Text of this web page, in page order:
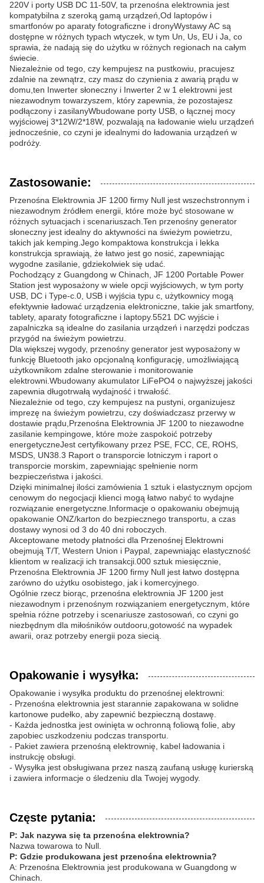
220V i porty USB DC 11-50V, ta przenośna elektrownia jest
kompatybilna z szeroką gamą urządzeń,Od laptopów i
smartfonów po aparaty fotograficzne i dronyWystawy AC są
dostępne w różnych typach wtyczek, w tym Un, Us, EU i Ja, co
sprawia, że nadają się do użytku w różnych regionach na całym
świecie.
Niezależnie od tego, czy kempujesz na pustkowiu, pracujesz
zdalnie na zewnątrz, czy masz do czynienia z awarią prądu w
domu,ten Inwerter słoneczny i Inwerter 2 w 1 elektrowni jest
niezawodnym towarzyszem, który zapewnia, że pozostajesz
podłączony i zasilanyWbudowane porty USB, o łącznej mocy
wyjściowej 3*12W/2*18W, pozwalają na ładowanie wielu urządzeń
jednocześnie, co czyni je idealnymi do ładowania urządzeń w
podróży.
Zastosowanie:
Przenośna Elektrownia JF 1200 firmy Null jest wszechstronnym i
niezawodnym źródłem energii, które może być stosowane w
różnych sytuacjach i scenariuszach.Ten przenośny generator
słoneczny jest idealny do aktywności na świeżym powietrzu,
takich jak kemping.Jego kompaktowa konstrukcja i lekka
konstrukcja sprawiają, że łatwo jest go nosić, zapewniając
wygodne zasilanie, gdziekolwiek się udać.
Pochodzący z Guangdong w Chinach, JF 1200 Portable Power
Station jest wyposażony w wiele opcji wyjściowych, w tym porty
USB, DC i Type-c.0, USB i wyjścia typu c, użytkownicy mogą
efektywnie ładować urządzenia elektroniczne, takie jak smartfony,
tablety, aparaty fotograficzne i laptopy.5521 DC wyjście i
zapalniczka są idealne do zasilania urządzeń i narzędzi podczas
przygód na świeżym powietrzu.
Dla większej wygody, przenośny generator jest wyposażony w
funkcję Bluetooth jako opcjonalną konfigurację, umożliwiającą
użytkownikom zdalne sterowanie i monitorowanie
elektrowni.Wbudowany akumulator LiFePO4 o najwyższej jakości
zapewnia długotrwałą wydajność i trwałość.
Niezależnie od tego, czy kempujesz na pustyni, organizujesz
imprezę na świeżym powietrzu, czy doświadczasz przerwy w
dostawie prądu,Przenośna Elektrownia JF 1200 to niezawodne
zasilanie kempingowe, które może zaspokoić potrzeby
energetyczneJest certyfikowany przez PSE, FCC, CE, ROHS,
MSDS, UN38.3 Raport o transporcie lotniczym i raport o
transporcie morskim, zapewniając spełnienie norm
bezpieczeństwa i jakości.
Dzięki minimalnej ilości zamówienia 1 sztuk i elastycznym opcjom
cenowym do negocjacji klienci mogą łatwo nabyć to wydajne
rozwiązanie energetyczne.Informacje o opakowaniu obejmują
opakowanie ONZ/karton do bezpiecznego transportu, a czas
dostawy wynosi od 3 do 40 dni roboczych.
Akceptowane metody płatności dla Przenośnej Elektrowni
obejmują T/T, Western Union i Paypal, zapewniając elastyczność
klientom w realizacji ich transakcji.000 sztuk miesięcznie,
Przenośna Elektrownia JF 1200 firmy Null jest łatwo dostępna
zarówno do użytku osobistego, jak i komercyjnego.
Ogólnie rzecz biorąc, przenośna elektrownia JF 1200 jest
niezawodnym i przenośnym rozwiązaniem energetycznym, które
spełnia różne potrzeby i scenariusze zastosowań, co czyni go
niezbędnym dla miłośników outdooru,gotowość na wypadek
awarii, oraz potrzeby energii poza siecią.
Opakowanie i wysyłka:
Opakowanie i wysyłka produktu do przenośnej elektrowni:
- Przenośna elektrownia jest starannie zapakowana w solidne
kartonowe pudełko, aby zapewnić bezpieczną dostawę.
- Każda jednostka jest owinięta w ochronną foliową folie, aby
zapobiec uszkodzeniu podczas transportu.
- Pakiet zawiera przenośną elektrownię, kabel ładowania i
instrukcję obsługi.
- Wysyłka jest obsługiwana przez naszą zaufaną usługę kurierską
i zawiera informacje o śledzeniu dla Twojej wygody.
Częste pytania:
P: Jak nazywa się ta przenośna elektrownia?
Nazwa towarowa to Null.
P: Gdzie produkowana jest przenośna elektrownia?
A: Przenośna Elektrownia jest produkowana w Guangdong w
Chinach.